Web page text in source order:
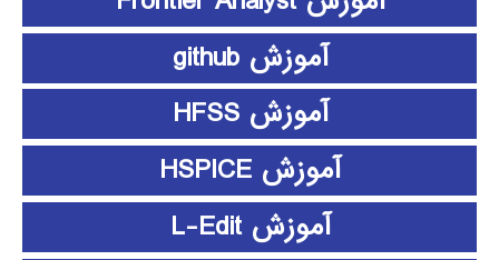
آموزش github
آموزش HFSS
آموزش HSPICE
آموزش L-Edit